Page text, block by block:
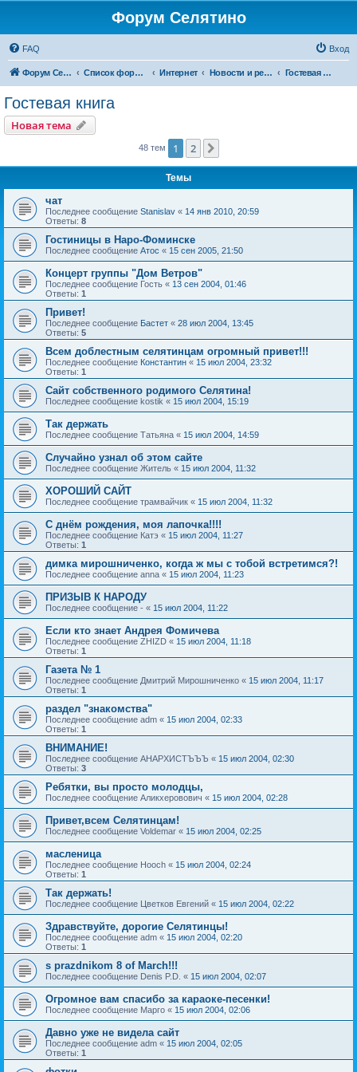
Форум Селятино
FAQ Вход
Форум Селятино Список форумов Интернет Новости и ресурсы Инфосел Гостевая книга
Гостевая книга
Новая тема
48 тем 1 2
Темы
чат
Последнее сообщение Stanislav « 14 янв 2010, 20:59
Ответы: 8
Гостиницы в Наро-Фоминске
Последнее сообщение Атос « 15 сен 2005, 21:50
Концерт группы "Дом Ветров"
Последнее сообщение Гость « 13 сен 2004, 01:46
Ответы: 1
Привет!
Последнее сообщение Бастет « 28 июл 2004, 13:45
Ответы: 5
Всем доблестным селятинцам огромный привет!!!
Последнее сообщение Константин « 15 июл 2004, 23:32
Ответы: 1
Сайт собственного родимого Селятина!
Последнее сообщение kostik « 15 июл 2004, 15:19
Так держать
Последнее сообщение Татьяна « 15 июл 2004, 14:59
Случайно узнал об этом сайте
Последнее сообщение Житель « 15 июл 2004, 11:32
ХОРОШИЙ САЙТ
Последнее сообщение трамвайчик « 15 июл 2004, 11:32
С днём рождения, моя лапочка!!!!
Последнее сообщение Катэ « 15 июл 2004, 11:27
Ответы: 1
димка мирошниченко, когда ж мы с тобой встретимся?!
Последнее сообщение anna « 15 июл 2004, 11:23
ПРИЗЫВ К НАРОДУ
Последнее сообщение - « 15 июл 2004, 11:22
Если кто знает Андрея Фомичева
Последнее сообщение ZHIZD « 15 июл 2004, 11:18
Ответы: 1
Газета № 1
Последнее сообщение Дмитрий Мирошниченко « 15 июл 2004, 11:17
Ответы: 1
раздел "знакомства"
Последнее сообщение adm « 15 июл 2004, 02:33
Ответы: 1
ВНИМАНИЕ!
Последнее сообщение АНАРХИСТЪЪЪ « 15 июл 2004, 02:30
Ответы: 3
Ребятки, вы просто молодцы,
Последнее сообщение Аликхеровович « 15 июл 2004, 02:28
Привет,всем Селятинцам!
Последнее сообщение Voldemar « 15 июл 2004, 02:25
масленица
Последнее сообщение Hooch « 15 июл 2004, 02:24
Ответы: 1
Так держать!
Последнее сообщение Цветков Евгений « 15 июл 2004, 02:22
Здравствуйте, дорогие Селятинцы!
Последнее сообщение adm « 15 июл 2004, 02:20
Ответы: 1
s prazdnikom 8 of March!!!
Последнее сообщение Denis P.D. « 15 июл 2004, 02:07
Огромное вам спасибо за караоке-песенки!
Последнее сообщение Марго « 15 июл 2004, 02:06
Давно уже не видела сайт
Последнее сообщение adm « 15 июл 2004, 02:05
Ответы: 1